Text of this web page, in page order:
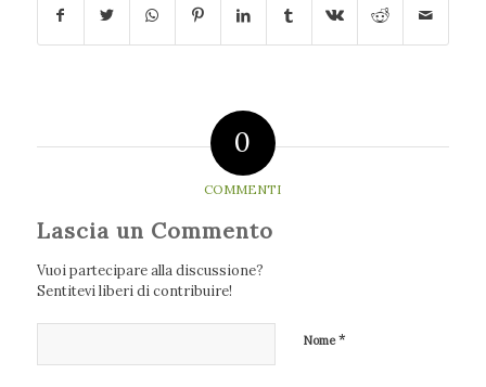
0
COMMENTI
Lascia un Commento
Vuoi partecipare alla discussione?
Sentitevi liberi di contribuire!
Nome*